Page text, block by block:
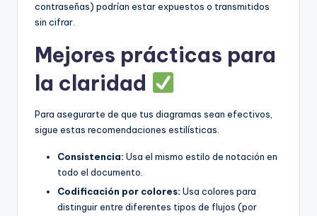
contraseñas) podrían estar expuestos o transmitidos
sin cifrar.
Mejores prácticas para
la claridad
Para asegurarte de que tus diagramas sean efectivos,
sigue estas recomendaciones estilísticas.
Consistencia: Usa el mismo estilo de notación en
todo el documento.
Codificación por colores: Usa colores para
distinguir entre diferentes tipos de flujos (por